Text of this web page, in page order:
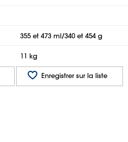
355 et 473 ml/340 et 454 g
11 kg
Enregistrer sur la liste